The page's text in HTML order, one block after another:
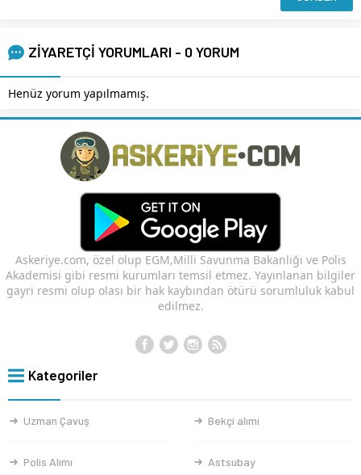
ZİYARETÇİ YORUMLARI - 0 YORUM
Henüz yorum yapılmamış.
Askeriye.com, özel olup EGM,Milli Savunma Bakanlığı ve Polis
Akademisi gibi resmi kurumları temsil etmez. Yayınlanan bilgiler
gayri resmi olup olası bir hak kaybından ötürü sorumluluk kabul
edilmez.
Kategoriler
Uzman Çavuş Bekçi alımı
Polis Alımı Astsubay